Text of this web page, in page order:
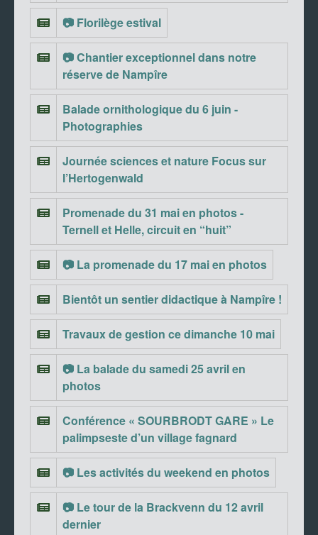
📷 Florilège estival
📷 Chantier exceptionnel dans notre
réserve de Nampîre
Balade ornithologique du 6 juin -
Photographies
Journée sciences et nature Focus sur
l’Hertogenwald
Promenade du 31 mai en photos -
Ternell et Helle, circuit en “huit”
📷 La promenade du 17 mai en photos
Bientôt un sentier didactique à Nampîre !
Travaux de gestion ce dimanche 10 mai
📷 La balade du samedi 25 avril en
photos
Conférence « SOURBRODT GARE » Le
palimpseste d’un village fagnard
📷 Les activités du weekend en photos
📷 Le tour de la Brackvenn du 12 avril
dernier